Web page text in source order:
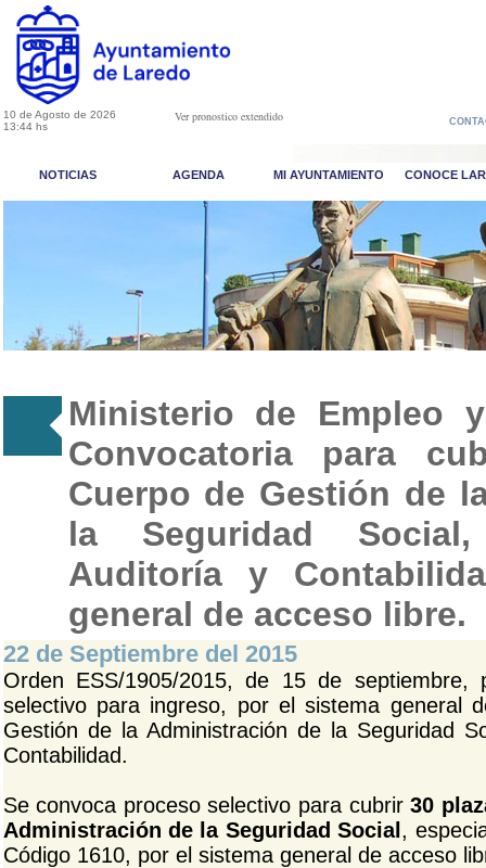
10 de Agosto de 2026
13:44 hs
Ver pronostico extendido
NOTICIAS AGENDA MI AYUNTAMIENTO CONOCE
Ministerio de Empleo
Convocatoria para
Cuerpo de Gestión de
la Seguridad
Auditoría y
general de acceso libre.
22 de Septiembre del 2015
Orden ESS/1905/2015, de 15 de
selectivo para ingreso, por el sistema general
Gestión de la Administración de la Seguridad
Contabilidad.
Se convoca proceso selectivo para cubrir30
Administración de la Seguridad Social ,
Código 1610, por el sistema general de acceso